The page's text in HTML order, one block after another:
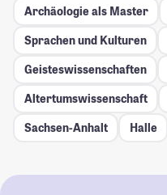
Archäologie als Master
Sprachen und Kulturen
Geisteswissenschaften
Altertumswissenschaft
Sachsen-Anhalt
Halle